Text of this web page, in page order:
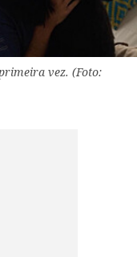
vez. (Foto: